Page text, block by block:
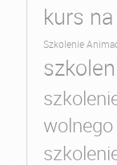
kurs
Szkolenie
wolnego